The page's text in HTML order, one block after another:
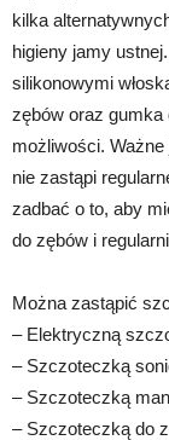
kilka
higieny jamy
silikonowymi
zębów oraz gumka
możliwości.
nie zastąpi
zadbać o to, aby
do zębów i
Można zastąpić
– Elektryczną
– Szczoteczką
– Szczoteczką
– Szczoteczką do